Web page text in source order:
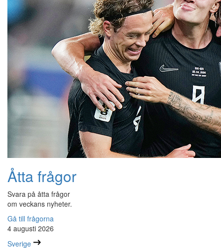
Åtta frågor
Svara på åtta frågor
om veckans nyheter.
Gå till frågorna
4 augusti 2026
Sverige